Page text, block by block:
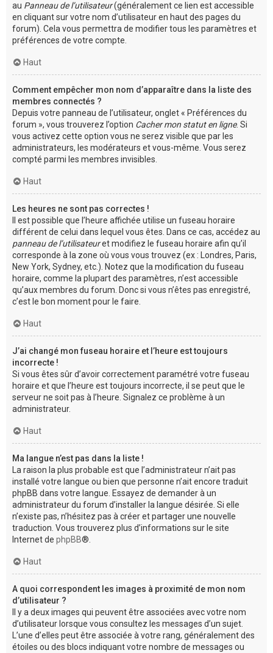
au Panneau de l’utilisateur(généralement ce lien est accessible
en cliquant sur votre nom d’utilisateur en haut des pages du
forum). Cela vous permettra de modifier tous les paramètres et
préférences de votre compte.
Haut
Comment empêcher mon nom d’apparaître dans la liste des
membres connectés ?
Depuis votre panneau de l’utilisateur, onglet « Préférences du
forum », vous trouverez l’option Cacher mon statut en ligne. Si
vous activez cette option vous ne serez visible que par les
administrateurs, les modérateurs et vous-même. Vous serez
compté parmi les membres invisibles.
Haut
Les heures ne sont pas correctes !
Il est possible que l’heure affichée utilise un fuseau horaire
différent de celui dans lequel vous êtes. Dans ce cas, accédez au
panneau de l’utilisateuret modifiez le fuseau horaire afin qu’il
corresponde à la zone où vous vous trouvez (ex : Londres, Paris,
New York, Sydney, etc.). Notez que la modification du fuseau
horaire, comme la plupart des paramètres, n’est accessible
qu’aux membres du forum. Donc si vous n’êtes pas enregistré,
c’est le bon moment pour le faire.
Haut
J’ai changé mon fuseau horaire et l’heure est toujours
incorrecte !
Si vous êtes sûr d’avoir correctement paramétré votre fuseau
horaire et que l’heure est toujours incorrecte, il se peut que le
serveur ne soit pas à l’heure. Signalez ce problème à un
administrateur.
Haut
Ma langue n’est pas dans la liste !
La raison la plus probable est que l’administrateur n’ait pas
installé votre langue ou bien que personne n’ait encore traduit
phpBB dans votre langue. Essayez de demander à un
administrateur du forum d’installer la langue désirée. Si elle
n’existe pas, n’hésitez pas à créer et partager une nouvelle
traduction. Vous trouverez plus d’informations sur le site
Internet de phpBB®.
Haut
A quoi correspondent les images à proximité de mon nom
d’utilisateur ?
Il y a deux images qui peuvent être associées avec votre nom
d’utilisateur lorsque vous consultez les messages d’un sujet.
L’une d’elles peut être associée à votre rang, généralement des
étoiles ou des blocs indiquant votre nombre de messages ou